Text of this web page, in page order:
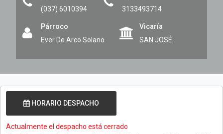
(037) 6010394
3133493714
Párroco
Ever De Arco Solano
Vicaría
SAN JOSÉ
HORARIO DESPACHO
Actualmente el despacho está cerrado